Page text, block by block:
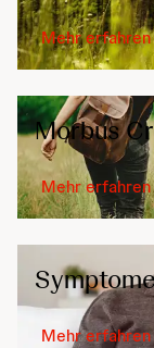
Mehr erfahren
Morbus
Mehr erfahren
Mehr erfahren